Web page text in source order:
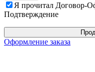
Я прочитал Договор-
Подтверждение
Оформление заказа